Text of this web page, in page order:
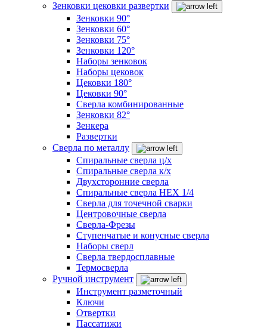
Зенковки цековки развертки
Зенковки 90°
Зенковки 60°
Зенковки 75°
Зенковки 120°
Наборы зенковок
Наборы цековок
Цековки 180°
Цековки 90°
Сверла комбинированные
Зенковки 82°
Зенкера
Развертки
Сверла по металлу
Спиральные сверла ц/х
Спиральные сверла к/х
Двухсторонние сверла
Спиральные сверла HEX 1/4
Сверла для точечной сварки
Центровочные сверла
Сверла-Фрезы
Ступенчатые и конусные сверла
Наборы сверл
Сверла твердосплавные
Термосверла
Ручной инструмент
Инструмент разметочный
Ключи
Отвертки
Пассатижи